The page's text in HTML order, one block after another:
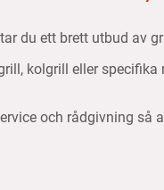
du ett brett utbud av
kolgrill eller
och rådgivning så